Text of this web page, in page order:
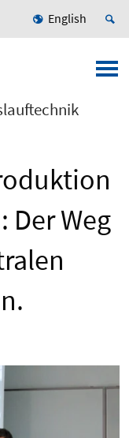
English
Der Weg